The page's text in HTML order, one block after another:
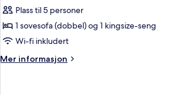
av
Suite
(PAD
SUITE)
Plass til 5 personer
1 sovesofa (dobbel) og 1 kingsize-seng
Wi-fi inkludert
Mer informasjon
Mer